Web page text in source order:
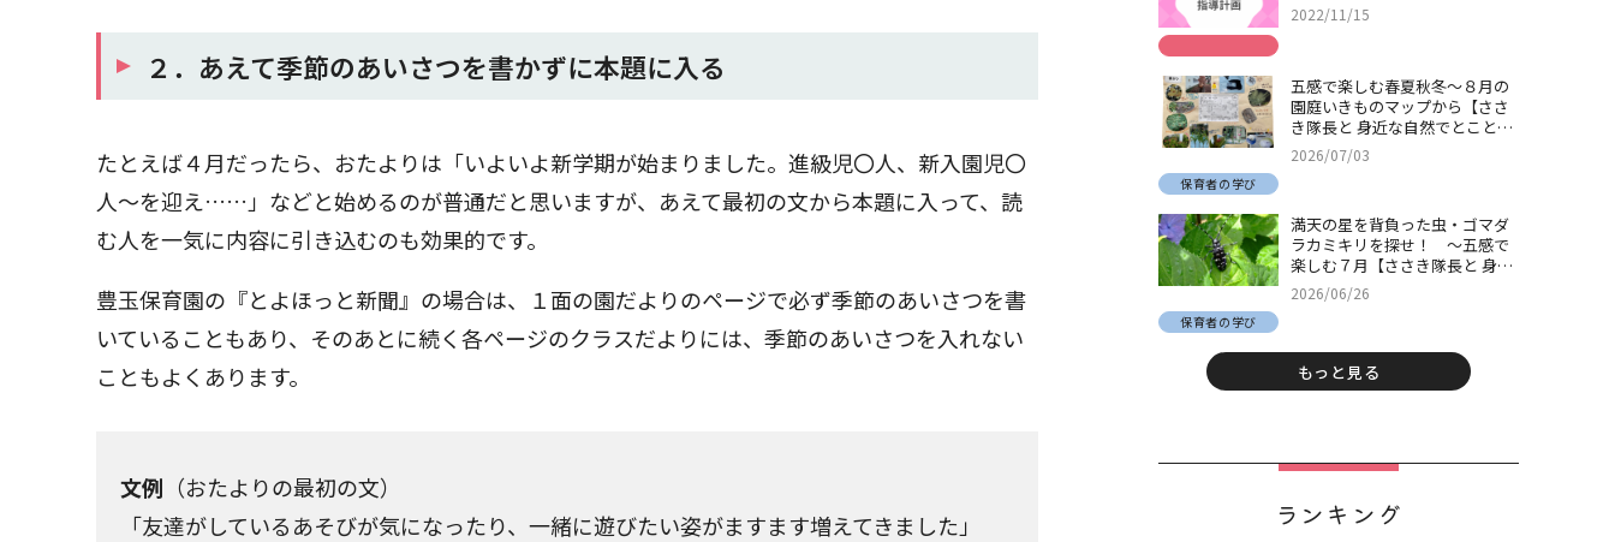
２．あえて季節のあいさつを書かずに本題に入る
たとえば４月だったら、おたよりは「いよいよ新学期が始まりました。進級児〇人、新入園児〇
人～を迎え……」などと始めるのが普通だと思いますが、あえて最初の文から本題に入って、読
む人を一気に内容に引き込むのも効果的です。
豊玉保育園の『とよほっと新聞』の場合は、１面の園だよりのページで必ず季節のあいさつを書
いていることもあり、そのあとに続く各ページのクラスだよりには、季節のあいさつを入れない
こともよくあります。
文例 （おたよりの最初の文）
「友達がしているあそびが気になったり、一緒に遊びたい姿がますます増えてきました」
2022/11/15
五感で楽しむ春夏秋冬～８月の
園庭いきものマップから【ささ
き隊長と 身近な自然でとことん
遊ぼう！＃31】
2026/07/03
保育者の学び
満天の星を背負った虫・ゴマダ
ラカミキリを探せ！ ～五感で
楽しむ７月【ささき隊長と 身近
な自然でとことん遊ぼう！＃
30】
2026/06/26
保育者の学び
もっと見る
ランキング